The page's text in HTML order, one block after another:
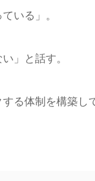
いる」。
」と話す。
る体制を構築し